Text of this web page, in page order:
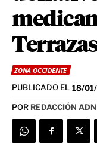
Terrazas
ZONA OCCIDENTE
PUBLICADO EL 18/
POR REDACCIÓN